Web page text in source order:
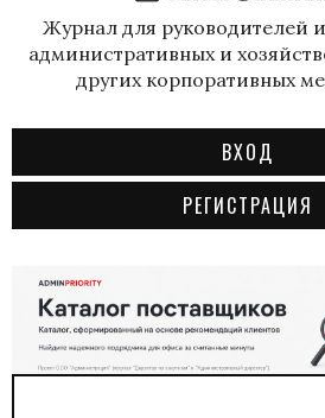
Журнал для руководителей
административных и
других корпоративных
ВХОД
РЕГИСТРАЦИЯ